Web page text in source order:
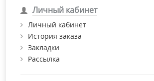
Личный кабинет
Личный кабинет
История заказа
Закладки
Рассылка